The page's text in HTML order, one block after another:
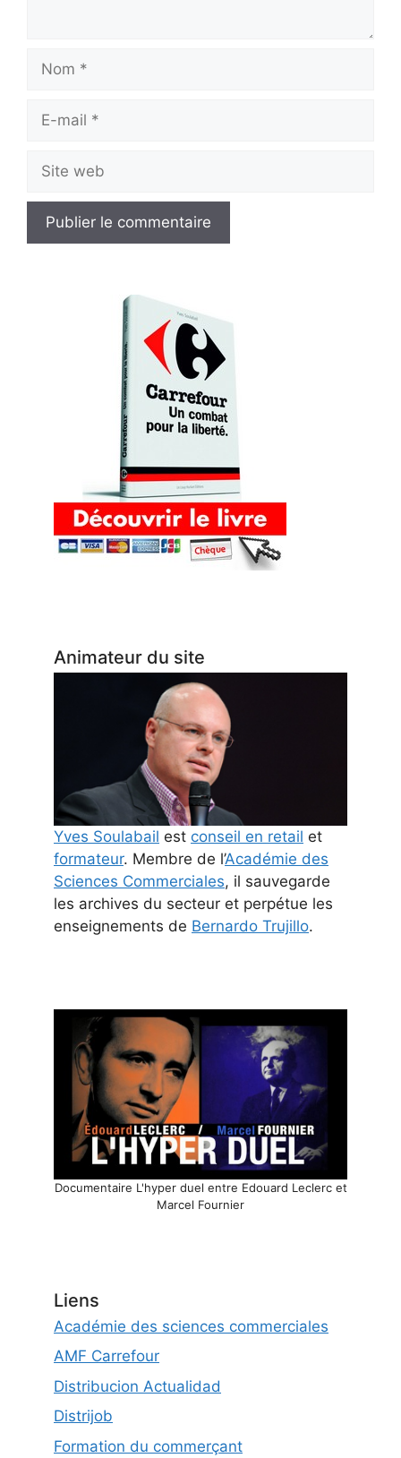
Nom
Site
web
Animateur du site
Yves Soulabail est conseil en retail et
formateur. Membre de l’Académie des
Sciences Commerciales, il sauvegarde
les archives du secteur et perpétue les
enseignements de Bernardo Trujillo.
Documentaire L'hyper duel entre Edouard Leclerc et
Marcel Fournier
Liens
Académie des sciences commerciales
AMF Carrefour
Distribucion Actualidad
Distrijob
Formation du commerçant